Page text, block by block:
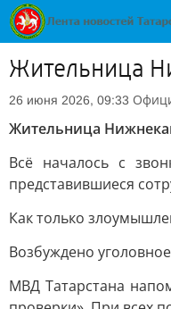
Жительница
26 июня 2026, 09:33
Жительница
Всё началось с
представившиеся
Как только
Возбуждено
МВД Татарстана